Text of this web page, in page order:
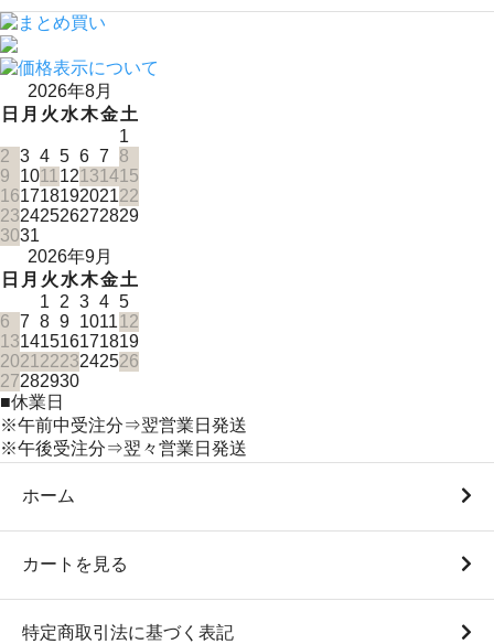
2026年8月
日 月 火水木金土
1
2 3 4 5 6 7
8
9
101112131415
16171819202122
23242526272829
3031
2026年9月
日 月 火水木金土
1 2 3 4 5
6
7 8 9 101112
13141516171819
20212223242526
27282930
■休業日
※午前中受注分⇒翌営業日発送
※午後受注分⇒翌々営業日発送
ホーム
カートを見る
特定商取引法に基づく表記